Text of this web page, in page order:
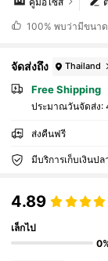
100% พบว่ามีขนา
จัดส่งถึง Thailand
Free Shipping
ประมาณวันจัดส่ง:
ส่งคืนฟรี
4.89
เล็กไป